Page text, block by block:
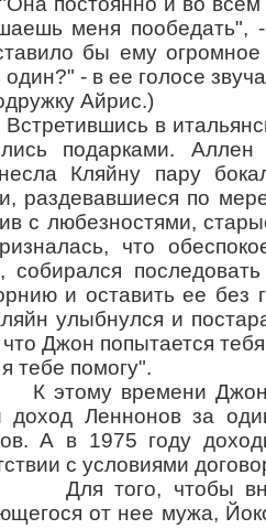
меня пообедать",
бы ему
- в ее голосе
Айрис.)
в
подарками.
Кляйну пару
раздевавшиеся по
с любезностями,
что
собирался
и оставить ее
улыбнулся и
Джон попытается
я тебе помогу".
времени Джон
доход Леннонов за
А в 1975 году
с условиями
чтобы вновь
от нее мужа,